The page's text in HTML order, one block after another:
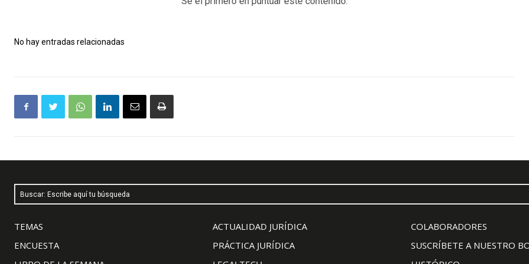
No hay entradas relacionadas
Buscar: Escribe aquí tu búsqueda
TEMAS
ENCUESTA
ACTUALIDAD JURÍDICA
PRÁCTICA JURÍDICA
COLABORADORES
SUSCRÍBETE A NUESTRO